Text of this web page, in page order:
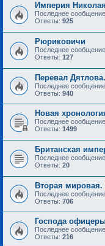
Империя
Последнее сообщение
Ответы: 925
Рюриковичи
Последнее сообщение
Ответы: 127
Перевал
Последнее сообщение
Ответы: 940
Новая
Последнее сообщение
Ответы: 1499
Британская
Последнее сообщение
Ответы: 20
Вторая мировая.
Последнее сообщение
Ответы: 706
Господа
Последнее сообщение
Ответы: 216